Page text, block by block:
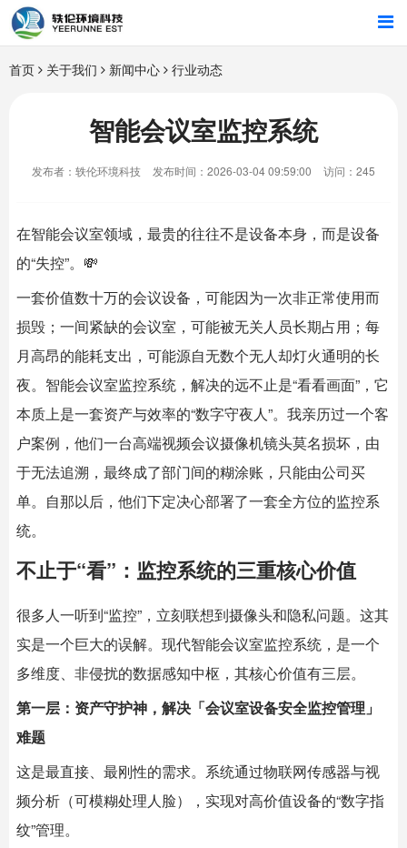
首页
行业解决方案
智能硬件
关于我们
首页 关于我们 新闻中心 行业动态
智能会议室监控系统
发布者：轶伦环境科技 发布时间：2026-03-04 09:59:00 访问：245
在智能会议室领域，最贵的往往不是设备本身，而是设备
的“失控”。💸
一套价值数十万的会议设备，可能因为一次非正常使用而
损毁；一间紧缺的会议室，可能被无关人员长期占用；每
月高昂的能耗支出，可能源自无数个无人却灯火通明的长
夜。 智能会议室监控系统，解决的远不止是“看看画面”，它
本质上是一套资产与效率的“数字守夜人”。我亲历过一个客
户案例，他们一台高端视频会议摄像机镜头莫名损坏，由
于无法追溯，最终成了部门间的糊涂账，只能由公司买
单。自那以后，他们下定决心部署了一套全方位的监控系
统。
不止于“看”：监控系统的三重核心价值
很多人一听到“监控”，立刻联想到摄像头和隐私问题。这其
实是一个巨大的误解。现代智能会议室监控系统，是一个
多维度、非侵扰的数据感知中枢，其核心价值有三层。
第一层：资产守护神，解决「会议室设备安全监控管理」
难题
这是最直接、最刚性的需求。系统通过物联网传感器与视
频分析（可模糊处理人脸），实现对高价值设备的“数字指
纹”管理。